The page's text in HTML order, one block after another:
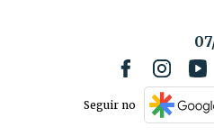
Seguir no